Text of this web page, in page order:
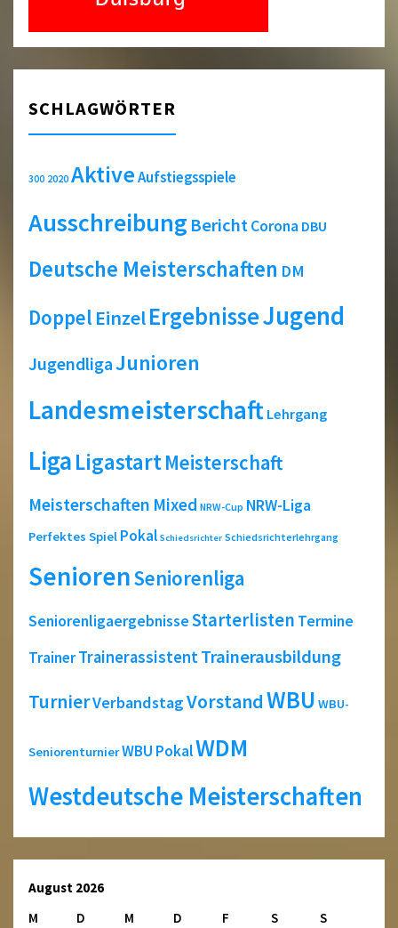
SCHLAGWÖRTER
300 2020 AktiveAufstiegsspiele
Ausschreibung BerichtCorona DBU
Deutsche Meisterschaften DM
Doppel EinzelErgebnisseJugend
JugendligaJunioren
Landesmeisterschaft Lehrgang
LigaLigastartMeisterschaft
Meisterschaften Mixed NRW-Cup NRW-Liga
Perfektes Spiel Pokal Schiedsrichter Schiedsrichterlehrgang
SeniorenSeniorenliga
SeniorenligaergebnisseStarterlisten Termine
TrainerTrainerassistentTrainerausbildung
TurnierVerbandstagVorstandWBU WBU-
SeniorenturnierWBU PokalWDM
Westdeutsche Meisterschaften
August 2026
M
D M D F S
S